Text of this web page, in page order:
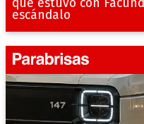
que estuvo con
escándalo